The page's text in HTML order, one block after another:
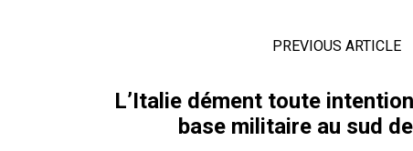
PREVIOUS ARTICLE
L’Italie dément toute
base militaire au sud